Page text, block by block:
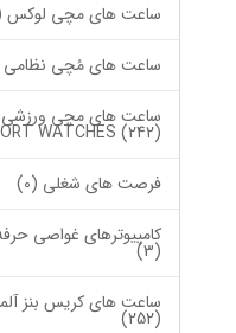
ساعت های مچی لوکس
ساعت های مُچی نظامی
ساعت های مچی ورزشی
WATCHES (242)
فرصت های شغلی (0)
کامپیوترهای غواصی
(3)
ساعت های کریس بنز
(252)